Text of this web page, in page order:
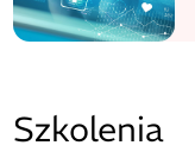
Szkolenia